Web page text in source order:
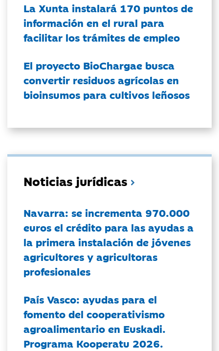
La Xunta instalará 170 puntos de
información en el rural para
facilitar los trámites de empleo
El proyecto BioChargae busca
convertir residuos agrícolas en
bioinsumos para cultivos leñosos
Noticias jurídicas
Navarra: se incrementa 970.000
euros el crédito para las ayudas a
la primera instalación de jóvenes
agricultores y agricultoras
profesionales
País Vasco: ayudas para el
fomento del cooperativismo
agroalimentario en Euskadi.
Programa Kooperatu 2026.